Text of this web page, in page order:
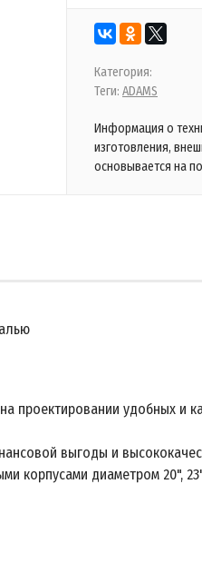
Категория:
Теги: ADAMS
Информация о
изготовления,
основывается на
проектировании удобных и
выгоды и
диаметром 20", 23",